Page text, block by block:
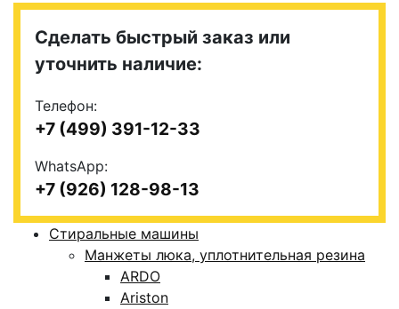
Сделать быстрый заказ или
уточнить наличие:
Телефон:
+7 (499) 391-12-33
WhatsApp:
+7 (926) 128-98-13
Стиральные машины
Манжеты люка, уплотнительная резина
ARDO
Ariston